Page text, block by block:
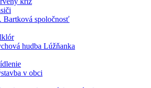
Bartková spoločnosť
hudba Lúžňanka
v obci